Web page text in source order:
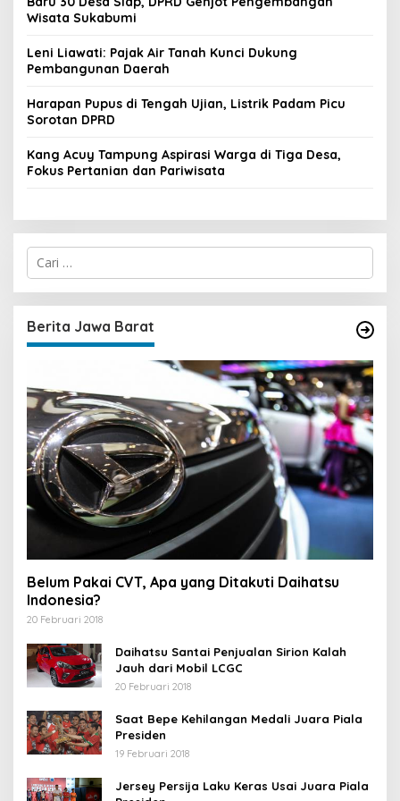
Wisata Sukabumi
Leni Liawati: Pajak Air Tanah Kunci Dukung
Pembangunan Daerah
Harapan Pupus di Tengah Ujian, Listrik Padam Picu
Sorotan DPRD
Kang Acuy Tampung Aspirasi Warga di Tiga Desa,
Fokus Pertanian dan Pariwisata
C
i
u
n
t
:
Berita Jawa Barat
Belum Pakai CVT, Apa yang Ditakuti Daihatsu
Indonesia?
20 Februari 2018
Daihatsu Santai Penjualan Sirion Kalah
Jauh dari Mobil LCGC
20 Februari 2018
Saat Bepe Kehilangan Medali Juara Piala
Presiden
19 Februari 2018
Jersey Persija Laku Keras Usai Juara Piala